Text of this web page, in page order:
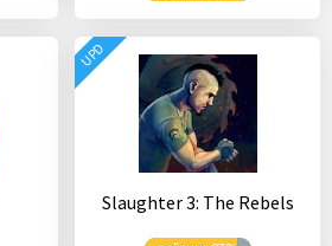
Slaughter 3: The Rebels
UPD